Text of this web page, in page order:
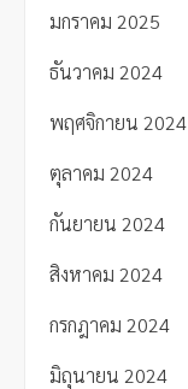
มกราคม 2025
ธันวาคม 2024
พฤศจิกายน 2024
ตุลาคม 2024
กันยายน 2024
สิงหาคม 2024
กรกฎาคม 2024
มิถุนายน 2024